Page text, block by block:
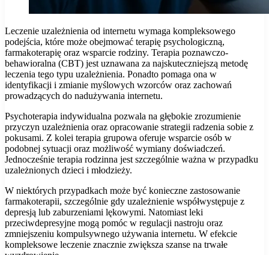
Leczenie uzależnienia od internetu wymaga kompleksowego
podejścia, które może obejmować terapię psychologiczną,
farmakoterapię oraz wsparcie rodziny. Terapia poznawczo-
behawioralna (CBT) jest uznawana za najskuteczniejszą metodę
leczenia tego typu uzależnienia. Ponadto pomaga ona w
identyfikacji i zmianie myślowych wzorców oraz zachowań
prowadzących do nadużywania internetu.
Psychoterapia indywidualna pozwala na głębokie zrozumienie
przyczyn uzależnienia oraz opracowanie strategii radzenia sobie z
pokusami. Z kolei terapia grupowa oferuje wsparcie osób w
podobnej sytuacji oraz możliwość wymiany doświadczeń.
Jednocześnie terapia rodzinna jest szczególnie ważna w przypadku
uzależnionych dzieci i młodzieży.
W niektórych przypadkach może być konieczne zastosowanie
farmakoterapii, szczególnie gdy uzależnienie współwystępuje z
depresją lub zaburzeniami lękowymi. Natomiast leki
przeciwdepresyjne mogą pomóc w regulacji nastroju oraz
zmniejszeniu kompulsywnego używania internetu. W efekcie
kompleksowe leczenie znacznie zwiększa szanse na trwałe